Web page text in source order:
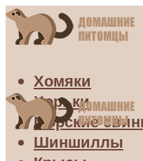
Хомяки
Хорьки
Морские
Шиншиллы